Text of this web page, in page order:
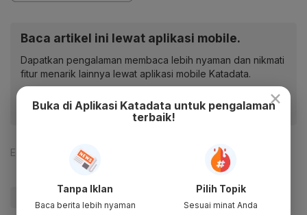
Baca artikel ini lewat aplikasi mobile.
Dapatkan pengalaman membaca lebih nyaman dan nikmati
fitur menarik lainnya lewat aplikasi mobile Katadata.
Editor: Arnold Sirait
#Blok Migas
×
Buka di Aplikasi Katadata untuk pengalaman
terbaik!
Tanpa Iklan
Baca berita lebih nyaman
Pilih Topik
Sesuai minat Anda